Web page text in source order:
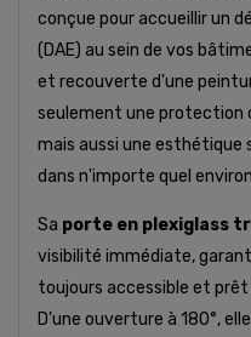
conçue pour accueillir un
(DAE) au sein de vos
et recouverte d'une
seulement une protection
mais aussi une
dans n'importe quel
Sa porte en plexiglass
visibilité immédiate,
toujours accessible et prêt
D'une ouverture à 180°,